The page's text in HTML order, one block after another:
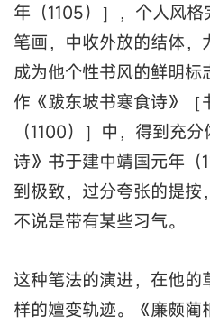
年（1105）］，个人风
笔画，中收外放的结体，
成为他个性书风的鲜明
作《跋东坡书寒食诗》［
（1100）］中，得到充
诗》书于建中靖国元年（
到极致，过分夸张的提
不说是带有某些习气。
这种笔法的演进，在他的
样的嬗变轨迹。《廉颇